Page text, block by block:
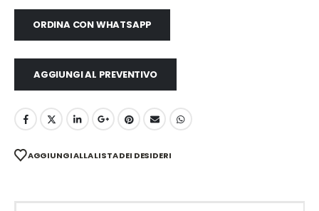
ORDINA CON WHATSAPP
AGGIUNGI AL PREVENTIVO
AGGIUNGI ALLA LISTA DEI DESIDERI